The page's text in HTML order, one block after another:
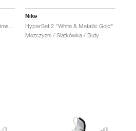
Nike
HyperSet 2 "White & Metallic Gold"
Mezczyzni / Siatkówka / Buty